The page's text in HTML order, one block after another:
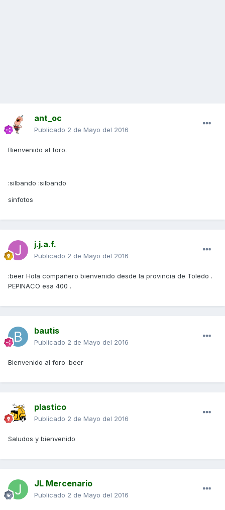
ant_oc
Publicado 2 de Mayo del 2016
Bienvenido al foro.
:silbando :silbando
sinfotos
j.j.a.f.
Publicado 2 de Mayo del 2016
:beer Hola compañero bienvenido desde la provincia de Toledo .
PEPINACO esa 400 .
bautis
Publicado 2 de Mayo del 2016
Bienvenido al foro :beer
plastico
Publicado 2 de Mayo del 2016
Saludos y bienvenido
JL Mercenario
Publicado 2 de Mayo del 2016